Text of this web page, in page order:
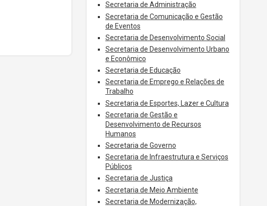
Secretaria de Administração
Secretaria de Comunicação e Gestão
de Eventos
Secretaria de Desenvolvimento Social
Secretaria de Desenvolvimento Urbano
e Econômico
Secretaria de Educação
Secretaria de Emprego e Relações de
Trabalho
Secretaria de Esportes, Lazer e Cultura
Secretaria de Gestão e
Desenvolvimento de Recursos
Humanos
Secretaria de Governo
Secretaria de Infraestrutura e Serviços
Públicos
Secretaria de Justiça
Secretaria de Meio Ambiente
Secretaria de Modernização,